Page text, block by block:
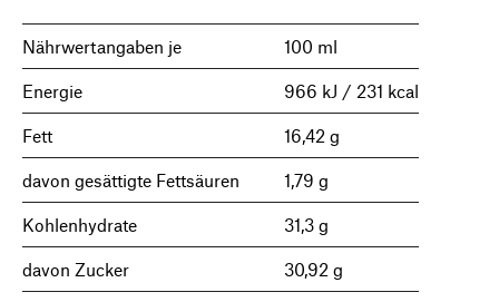
Nährwertangaben je 100 ml
Energie 966 kJ / 231 kcal
Fett 16,42 g
davon gesättigte Fettsäuren 1,79 g
Kohlenhydrate 31,3 g
davon Zucker 30,92 g